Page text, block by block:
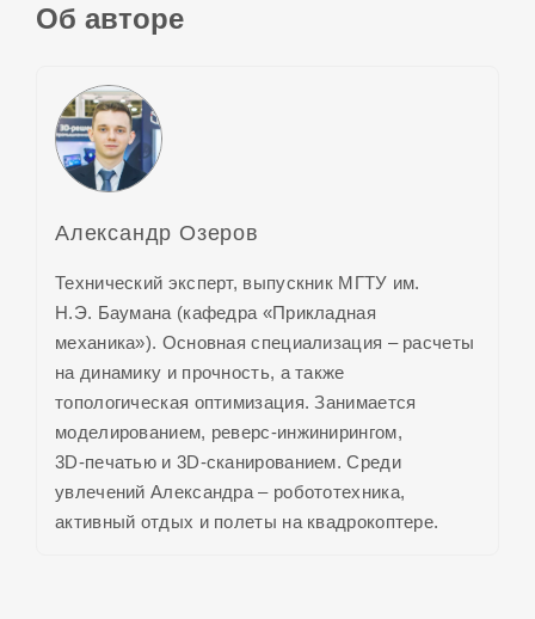
Об авторе
Александр Озеров
Технический эксперт, выпускник МГТУ им.
Н.Э. Баумана (кафедра «Прикладная
механика»). Основная специализация – расчеты
на динамику и прочность, а также
топологическая оптимизация. Занимается
моделированием, реверс-инжинирингом,
3D‑печатью и 3D‑сканированием. Среди
увлечений Александра – робототехника,
активный отдых и полеты на квадрокоптере.